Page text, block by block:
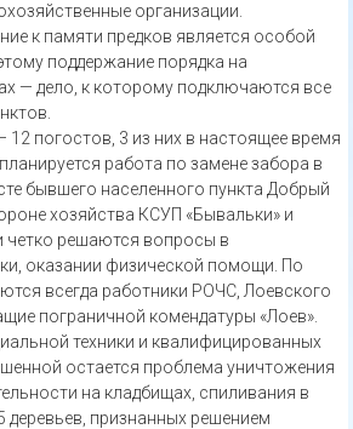
организации.
к памяти предков является особой
поддержание порядка на
— дело, к которому подключаются все
12 погостов, 3 из них в настоящее время
работа по замене забора в
бывшего населенного пункта Добрый
хозяйства КСУП «Бывальки» и
четко решаются вопросы в
оказании физической помощи. По
всегда работники РОЧС, Лоевского
пограничной комендатуры «Лоев».
техники и квалифицированных
остается проблема уничтожения
на кладбищах, спиливания в
деревьев, признанных решением